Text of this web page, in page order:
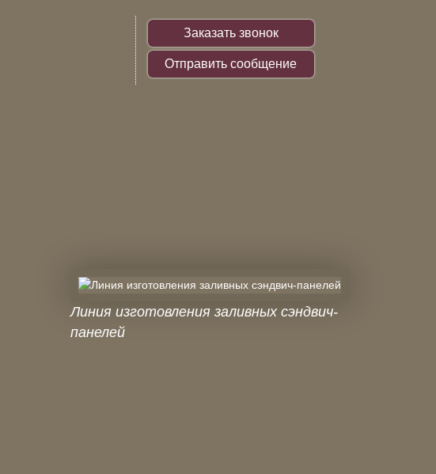
Заказать звонок
Отправить сообщение
Линия изготовления заливных сэндвич-
панелей